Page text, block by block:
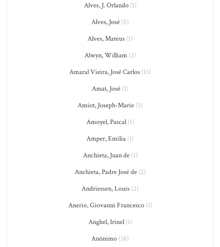
Alves, J. Orlando(1)
Alves, José (5)
Alves, Mateus (1)
Alwyn, William(2)
Amaral Vieira, José Carlos (13)
Amat, José (1)
Amiot, Joseph-Marie (3)
Amoyel, Pascal(1)
Amper, Emilia (1)
Anchieta, Juan de(1)
Anchieta, Padre José de(2)
Andriessen, Louis (2)
Anerio, Giovanni Francesco(1)
Anghel, Irinel(1)
Anônimo (38)